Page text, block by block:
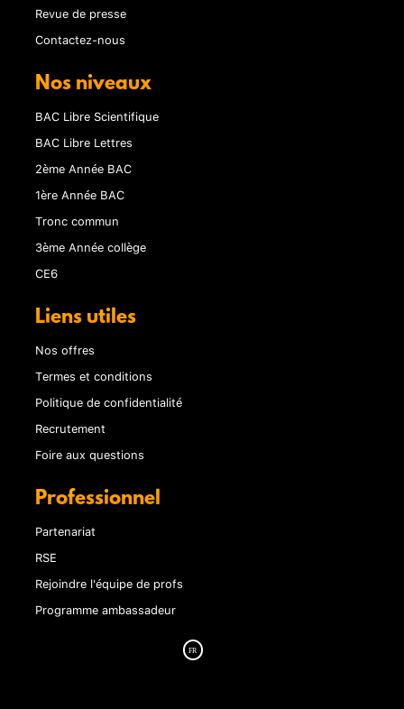
Revue de presse
Contactez-nous
Nos niveaux
BAC Libre Scientifique
BAC Libre Lettres
2ème Année BAC
1ère Année BAC
Tronc commun
3ème Année collège
CE6
Liens utiles
Nos offres
Termes et conditions
Politique de confidentialité
Recrutement
Foire aux questions
Professionnel
Partenariat
RSE
Rejoindre l'équipe de profs
Programme ambassadeur